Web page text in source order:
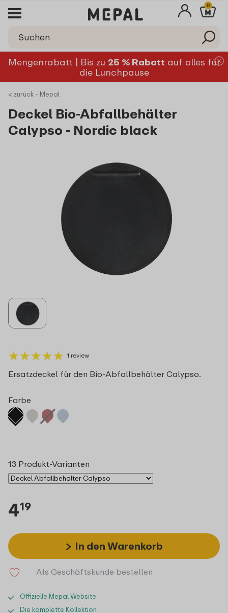
0
Mengenrabatt | Bis zu 25 % Rabatt auf alles für
die Lunchpause
< zurück - Mepal
Deckel Bio-Abfallbehälter
Calypso - Nordic black
★★★★★
★★★★★ 1 review
Ersatzdeckel für den Bio-Abfallbehälter Calypso.
Farbe
13 Produkt-Varianten
419
In den Warenkorb
Als Geschäftskunde bestellen
Offizielle Mepal Website
Die komplette Kollektion